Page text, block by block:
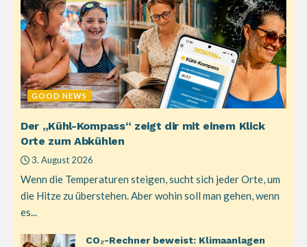
GOOD NEWS
Der „Kühl-Kompass“ zeigt dir mit einem Klick
Orte zum Abkühlen
3. August 2026
Wenn die Temperaturen steigen, sucht sich jeder Orte, um
die Hitze zu überstehen. Aber wohin soll man gehen, wenn
es...
CO₂-Rechner beweist: Klimaanlagen